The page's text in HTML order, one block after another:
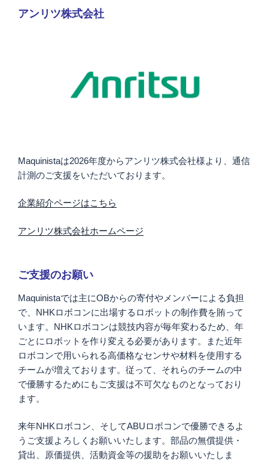
アンリツ株式会社
Maquinistaは2026年度からアンリツ株式会社様より、通信
計測のご支援をいただいております。
企業紹介ページはこちら
アンリツ株式会社ホームページ
ご支援のお願い
Maquinistaでは主にOBからの寄付やメンバーによる負担
で、NHKロボコンに出場するロボットの制作費を賄って
います。NHKロボコンは競技内容が毎年変わるため、年
ごとにロボットを作り変える必要があります。また近年
ロボコンで用いられる高価格なセンサや材料を使用する
チームが増えております。従って、それらのチームの中
で優勝するためにもご支援は不可欠なものとなっており
ます。
来年NHKロボコン、そしてABUロボコンで優勝できるよ
うご支援よろしくお願いいたします。部品の無償提供・
貸出、原価提供、活動資金等の援助をお願いいたしま